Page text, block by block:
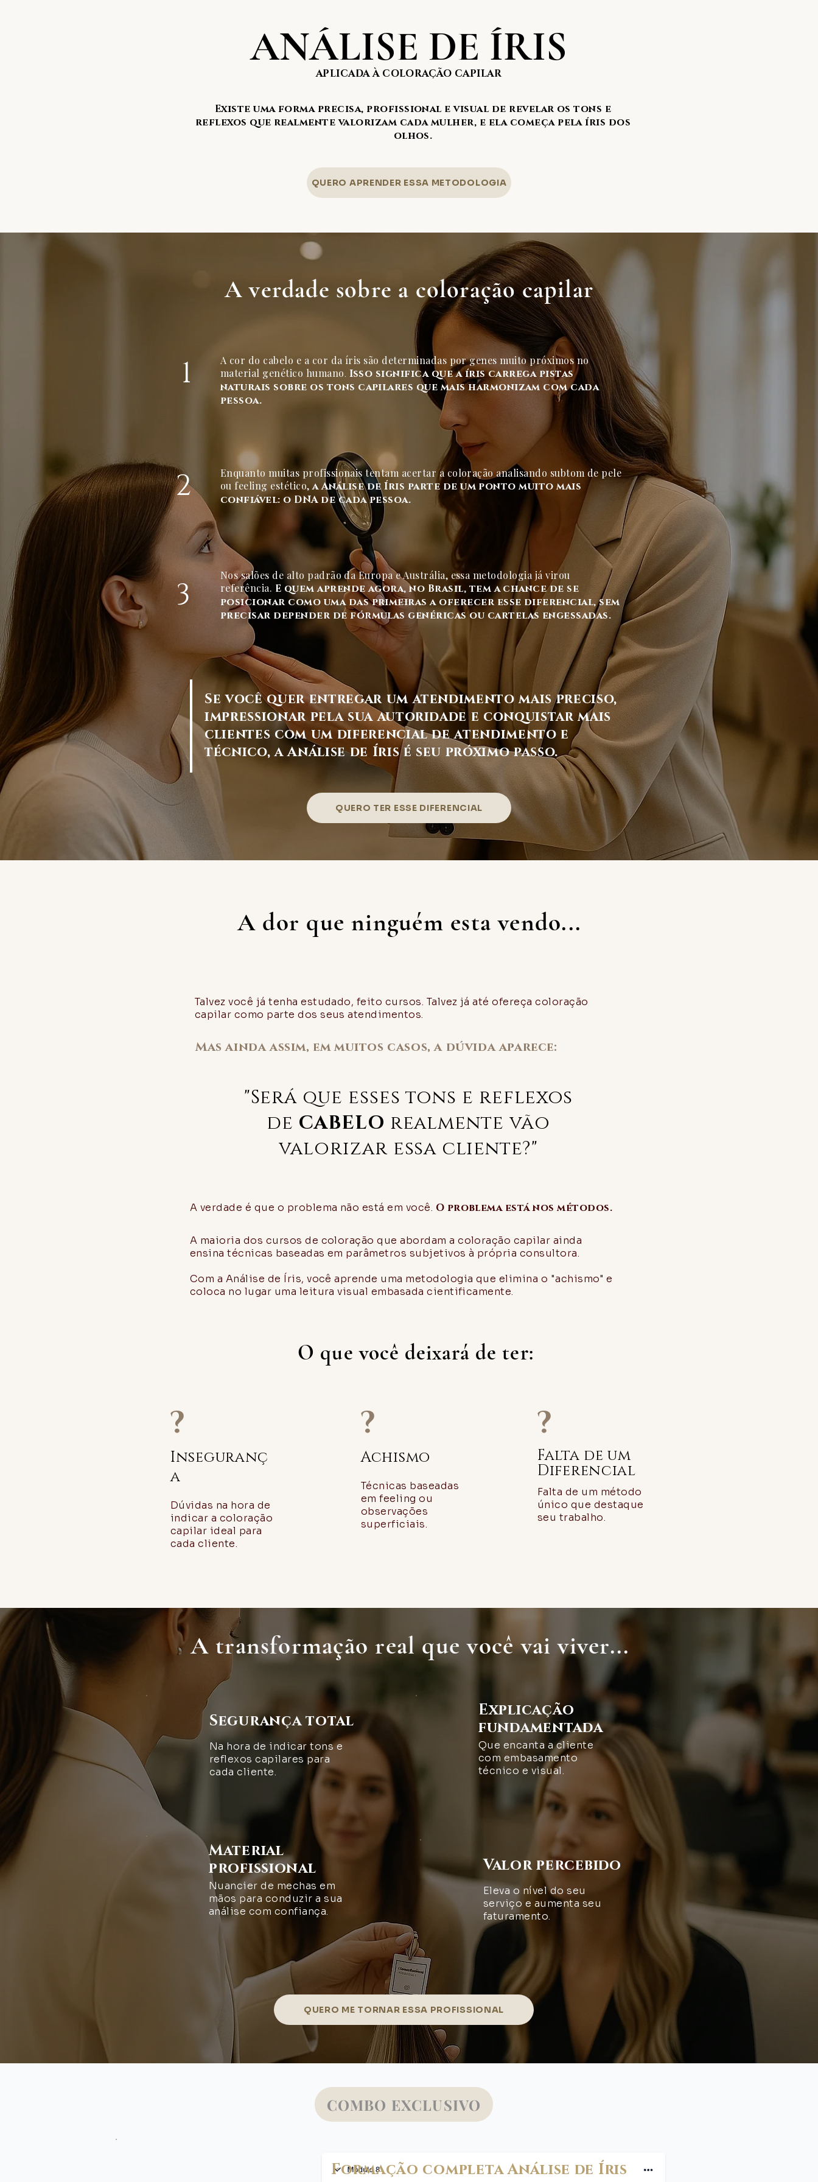
ANÁLISE DE ÍRIS
APLICADA À COLORAÇÃO CAPILAR
Existe uma forma precisa, profissional e visual de revelar os tons e
reflexos que realmente valorizam cada mulher, e ela começa pela íris dos
olhos.
QUERO APRENDER ESSA METODOLOGIA
A verdade sobre a coloração capilar
1
A cor do cabelo e a cor da íris são determinadas por genes muito próximos no
material genético humano. Isso significa que a íris carrega pistas
naturais sobre os tons capilares que mais harmonizam com cada
pessoa.
2
Enquanto muitas profissionais tentam acertar a coloração analisando subtom de pele
ou feeling estético,a Análise de Íris parte de um ponto muito mais
confiável: o DNA de cada pessoa.
3
Nos salões de alto padrão da Europa e Austrália, essa metodologia já virou
referência. E quem aprende agora, no Brasil, tem a chance de se
posicionar como uma das primeiras a oferecer esse diferencial, sem
precisar depender de fórmulas genéricas ou cartelas engessadas.
Se você quer entregar um atendimento mais preciso,
impressionar pela sua autoridade e conquistar mais
clientes com um diferencial de atendimento e
técnico, a Análise de Íris é seu próximo passo.
QUERO TER ESSE DIFERENCIAL
A dor que ninguém esta vendo...
Talvez você já tenha estudado, feito cursos. Talvez já até ofereça coloração
capilar como parte dos seus atendimentos.
Mas ainda assim, em muitos casos, a dúvida aparece:
"Será que esses tons e reflexos
de CABELO realmente vão
valorizar essa cliente?"
A verdade é que o problema não está em você. O problema está nos métodos.
A maioria dos cursos de coloração que abordam a coloração capilar ainda
ensina técnicas baseadas em parâmetros subjetivos à própria consultora.
Com a Análise de Íris, você aprende uma metodologia que elimina o "achismo" e
coloca no lugar uma leitura visual embasada cientificamente.
O que você deixará de ter:
?
Inseguranç
a
Dúvidas na hora de
indicar a coloração
capilar ideal para
cada cliente.
?
Achismo
Técnicas baseadas
em feeling ou
observações
superficiais.
?
Falta de um
Diferencial
Falta de um método
único que destaque
seu trabalho.
A transformação real que você vai viver...
Segurança total
Na hora de indicar tons e
reflexos capilares para
cada cliente.
Explicação
fundamentada
Que encanta a cliente
com embasamento
técnico e visual.
Material
profissional
Nuancier de mechas em
mãos para conduzir a sua
análise com confiança.
Valor percebido
Eleva o nível do seu
serviço e aumenta seu
faturamento.
QUERO ME TORNAR ESSA PROFISSIONAL
COMBO EXCLUSIVO
Formação completa Análise de Íris